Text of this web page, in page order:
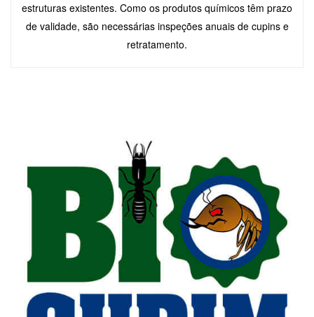
estruturas existentes. Como os produtos químicos têm prazo
de validade, são necessárias inspeções anuais de cupins e
retratamento.